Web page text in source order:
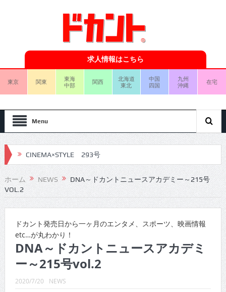
求人情報はこちら
東京 関東
東海
中部
関西
北海道
東北
中国
四国
九州
沖縄
在宅
Menu
CINEMA×STYLE 293号
CINEMA×STYLE 292号
CINEMA×STYLE 291号
CINEMA×STYLE 289号
CINEMA×STYLE 288号
CINEMA×STYLE 287号
ホーム NEWS
DNA～ドカントニュースアカデミー～215号
VOL.2
ドカント発売日から一ヶ月のエンタメ、スポーツ、映画情報
etc…が丸わかり！
DNA～ドカントニュースアカデミ
ー～215号vol.2
2020/7/20 NEWS